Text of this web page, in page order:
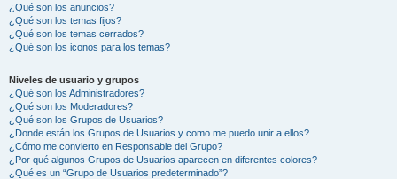
¿Qué son los anuncios?
¿Qué son los temas fijos?
¿Qué son los temas cerrados?
¿Qué son los iconos para los temas?
Niveles de usuario y grupos
¿Qué son los Administradores?
¿Qué son los Moderadores?
¿Qué son los Grupos de Usuarios?
¿Donde están los Grupos de Usuarios y como me puedo unir a ellos?
¿Cómo me convierto en Responsable del Grupo?
¿Por qué algunos Grupos de Usuarios aparecen en diferentes colores?
¿Qué es un “Grupo de Usuarios predeterminado”?